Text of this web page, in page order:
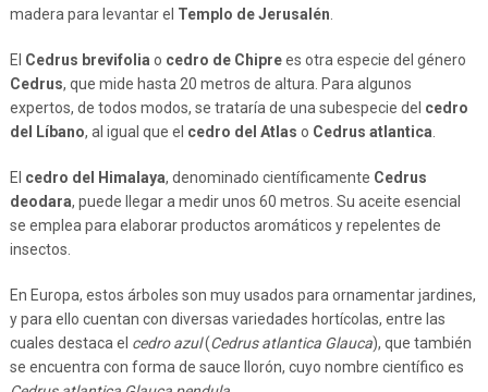
madera para levantar el Templo de Jerusalén
El Cedrus brevifolia o cedro de Chiprees otra especie del género
Cedrus, que mide hasta 20 metros de altura. Para algunos
expertos, de todos modos, se trataría de una subespecie del cedro
del Líbano, al igual que el cedro del Atlas o Cedrus atlantica
El cedro del Himalaya, denominado científicamente Cedrus
deodara, puede llegar a medir unos 60 metros. Su aceite esencial
se emplea para elaborar productos aromáticos y repelentes de
insectos.
En Europa, estos árboles son muy usados para ornamentar jardines,
y para ello cuentan con diversas variedades hortícolas, entre las
cuales destaca el cedro azul(Cedrus atlantica Glauca), que también
se encuentra con forma de sauce llorón, cuyo nombre científico es